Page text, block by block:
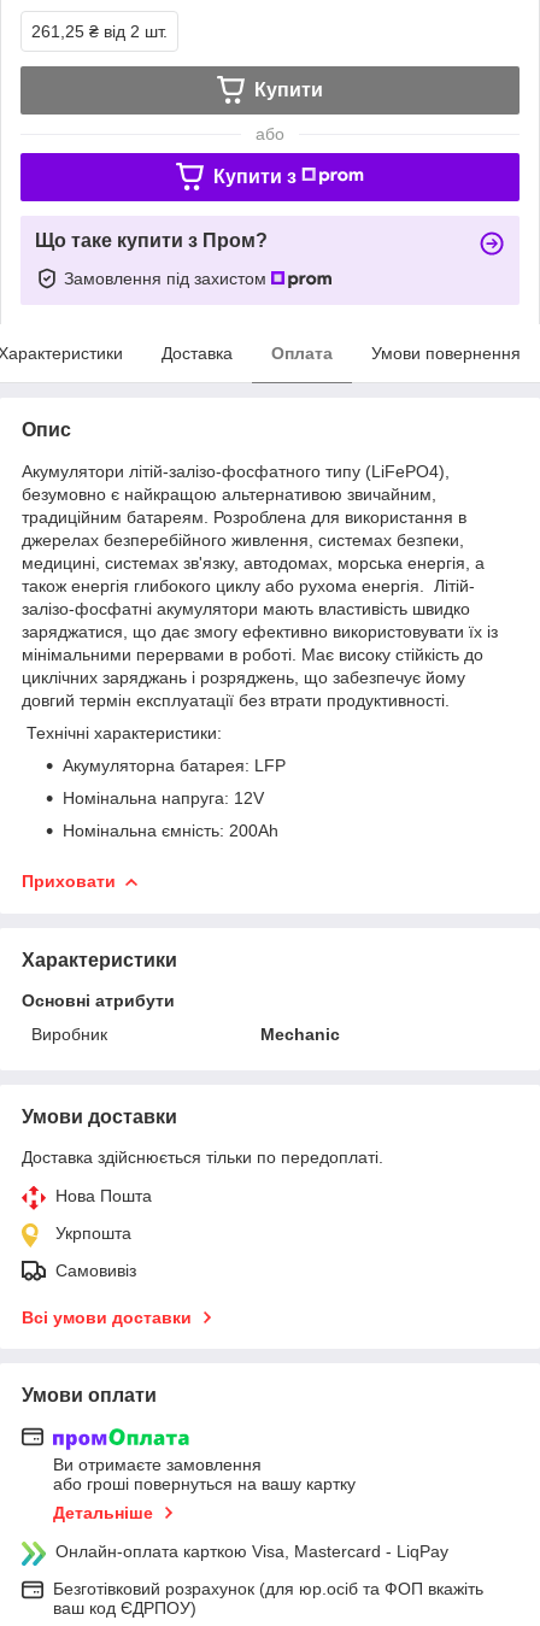
261,25 ₴ від 2 шт.
Купити
або
Купити з
Що таке купити з Пром?
Замовлення під захистом
Доставка Оплата Умови повернення
Опис
Акумулятори літій-залізо-фосфатного типу (LiFePO4),
безумовно є найкращою альтернативою звичайним,
традиційним батареям. Розроблена для використання в
джерелах безперебійного живлення, системах безпеки,
медицині, системах зв'язку, автодомах, морська енергія, а
також енергія глибокого циклу або рухома енергія. Літій-
залізо-фосфатні акумулятори мають властивість швидко
заряджатися, що дає змогу ефективно використовувати їх із
мінімальними перервами в роботі. Має високу стійкість до
циклічних заряджань і розряджень, що забезпечує йому
довгий термін експлуатації без втрати продуктивності.
Технічні характеристики:
Акумуляторна батарея: LFP
Номінальна напруга: 12V
Номінальна ємність: 200Ah
Приховати
Характеристики
Основні атрибути
Виробник
Mechanic
Умови доставки
Доставка здійснюється тільки по передоплаті.
Нова Пошта
Укрпошта
Самовивіз
Всі умови доставки
Умови оплати
Ви отримаєте замовлення
або гроші повернуться на вашу картку
Детальніше
Онлайн-оплата карткою Visa, Mastercard - LiqPay
Безготівковий розрахунок (для юр.осіб та ФОП вкажіть
ваш код ЄДРПОУ)